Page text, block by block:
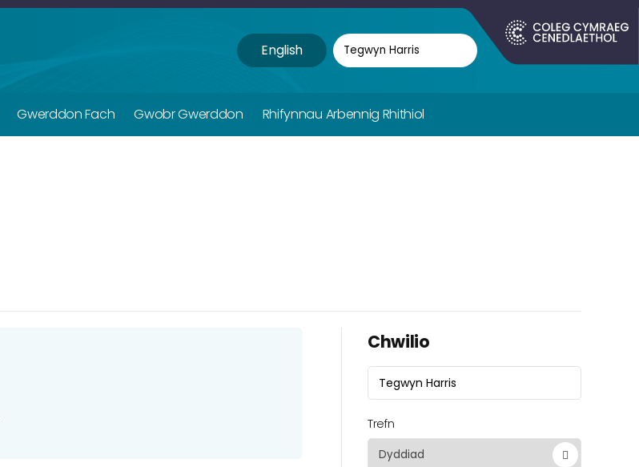
English
Gwerddon Fach Gwobr Gwerddon Rhifynnau Arbennig Rhithiol
Chwilio
Trefn